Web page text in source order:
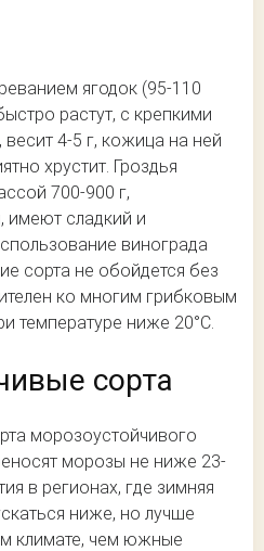
ягодок (95-110
растут, с крепкими
весит 4-5 г, кожица на ней
хрустит. Гроздья
700-900 г,
имеют сладкий и
винограда
сорта не обойдется без
ко многим грибковым
температуре ниже 20°С.
сорта
морозоустойчивого
морозы не ниже 23-
в регионах, где зимняя
ниже, но лучше
климате, чем южные